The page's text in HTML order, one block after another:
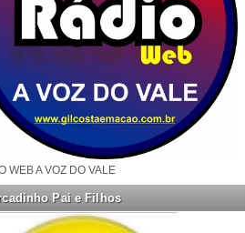
WEB A VOZ DO VALE
Pai e Filhos